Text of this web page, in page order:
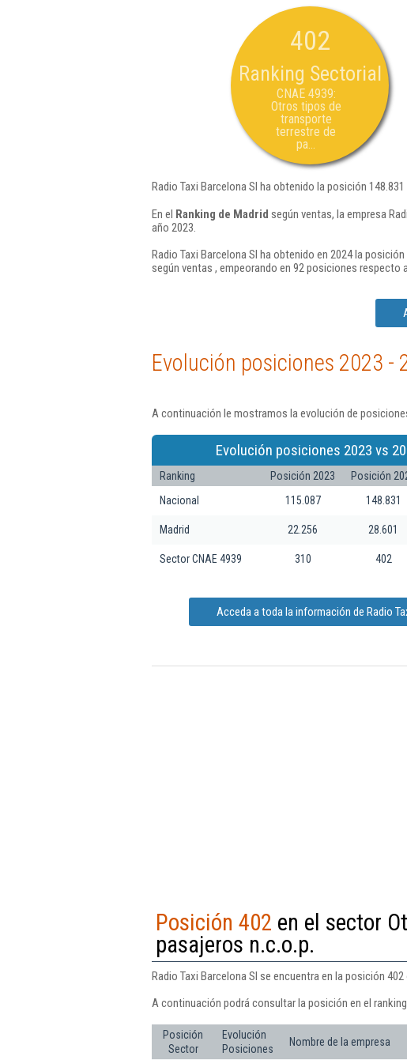
402
Ranking Sectorial
CNAE 4939:
Otros tipos de
transporte
terrestre de
pa...
Radio Taxi Barcelona Sl ha obtenido la posición 148.831
En el Ranking de Madrid según ventas, la empresa
año 2023.
Radio Taxi Barcelona Sl ha obtenido en 2024 la posición
según ventas , empeorando en 92 posiciones respecto
Evolución posiciones 2023 -
A continuación le mostramos la evolución de
Evolución posiciones 2023 vs
Ranking Posición 2023 Posición
Nacional
115.087 148.831
Madrid 22.256 28.601
Sector CNAE 4939 310 402
Acceda a toda la información de Radio
Posición 402 en el sector
pasajeros n.c.o.p.
Radio Taxi Barcelona Sl se encuentra en la posición
A continuación podrá consultar la posición en el
Posición
Sector
Evolución
Posiciones
Nombre de la empresa